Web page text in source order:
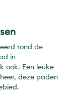
rond de
in
ook. Een leuke
deze paden